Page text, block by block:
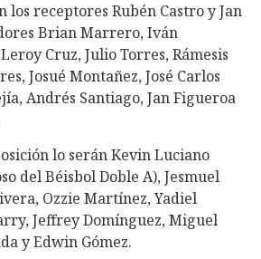
receptores Rubén Castro y Jan
Brian Marrero, Iván
Cruz, Julio Torres, Rámesis
Josué Montañez, José Carlos
Andrés Santiago, Jan Figueroa
lo serán Kevin Luciano
del Béisbol Doble A), Jesmuel
Ozzie Martínez, Yadiel
Jeffrey Domínguez, Miguel
y Edwin Gómez.